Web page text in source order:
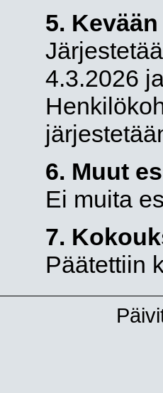
5.
4.3.2026
6. Muut
Ei muita
7.
Päätettiin